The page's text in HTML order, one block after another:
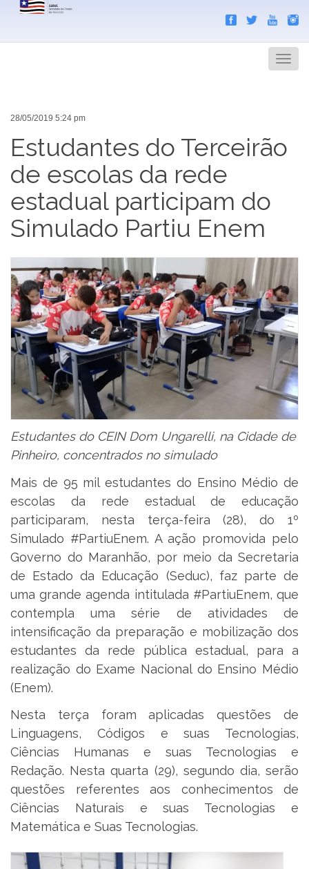
Menu
28/05/2019 5:24 pm
Estudantes do Terceirão
de escolas da rede
estadual participam do
Simulado Partiu Enem
Estudantes do CEIN Dom Ungarelli, na Cidade de
Pinheiro, concentrados no simulado
Mais de 95 mil estudantes do Ensino Médio de
escolas da rede estadual de educação
participaram, nesta terça-feira (28), do 1º
Simulado #PartiuEnem. A ação promovida pelo
Governo do Maranhão, por meio da Secretaria
de Estado da Educação (Seduc), faz parte de
uma grande agenda intitulada #PartiuEnem, que
contempla uma série de atividades de
intensificação da preparação e mobilização dos
estudantes da rede pública estadual, para a
realização do Exame Nacional do Ensino Médio
(Enem).
Nesta terça foram aplicadas questões de
Linguagens, Códigos e suas Tecnologias,
Ciências Humanas e suas Tecnologias e
Redação. Nesta quarta (29), segundo dia, serão
questões referentes aos conhecimentos de
Ciências Naturais e suas Tecnologias e
Matemática e Suas Tecnologias.